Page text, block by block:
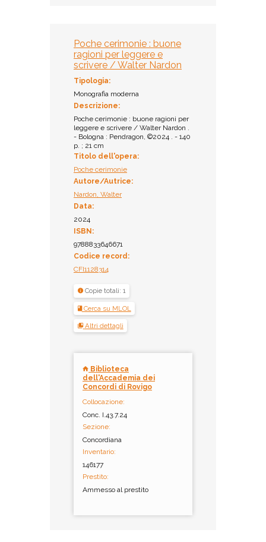
Poche cerimonie : buone
ragioni per leggere e
scrivere / Walter Nardon
Tipologia:
Monografia moderna
Descrizione:
Poche cerimonie : buone ragioni per
leggere e scrivere / Walter Nardon .
- Bologna : Pendragon, ©2024 . - 140
p. ; 21 cm
Titolo dell'opera:
Poche cerimonie
Autore/Autrice:
Nardon, Walter
Data:
2024
ISBN:
9788833646671
Codice record:
CFI1128314
Copie totali: 1
Cerca su MLOL
Altri dettagli
Biblioteca
dell'Accademia dei
Concordi di Rovigo
Collocazione:
Conc. I.43.7.24
Sezione:
Concordiana
Inventario:
146177
Prestito:
Ammesso al prestito